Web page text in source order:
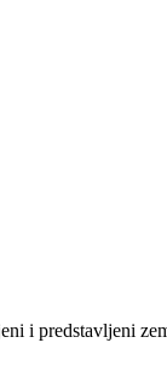
i predstavljeni